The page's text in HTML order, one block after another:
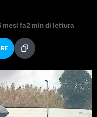
mesi fa2 min di lettura